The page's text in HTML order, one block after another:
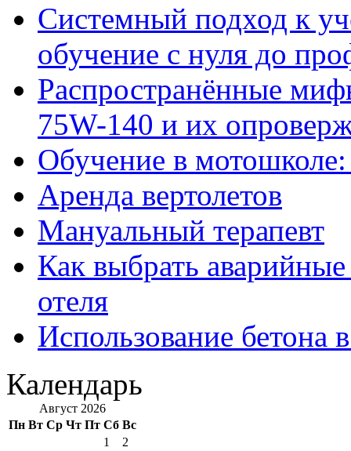
Системный подход к
обучение с нуля до
Распространённые
75W-140 и их
Обучение в
Аренда вертолетов
Мануальный терапевт
Как выбрать
отеля
Использование бетона
Календарь
Август 2026
Пн Вт Ср Чт Пт Сб Вс
1
2